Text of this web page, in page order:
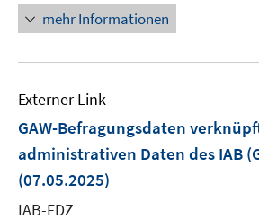
mehr Informationen
Externer Link
GAW-Befragungsdaten
administrativen Daten des IAB
(07.05.2025)
IAB-FDZ